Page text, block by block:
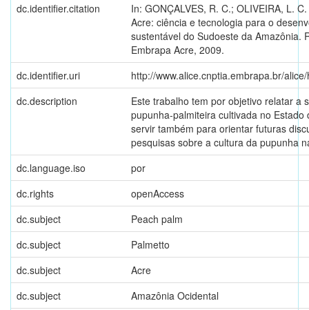
dc.identifier.citation
In: GONÇALVES, R. C.; OLIVEIRA, L.
Acre: ciência e tecnologia para o
sustentável do Sudoeste da Amazônia.
Embrapa Acre, 2009.
dc.identifier.uri
http://www.alice.cnptia.embrapa.br/
dc.description
Este trabalho tem por objetivo relatar a
pupunha-palmiteira cultivada no Estado
servir também para orientar futuras
pesquisas sobre a cultura da pupunha
dc.language.iso
por
dc.rights
openAccess
dc.subject
Peach palm
dc.subject
Palmetto
dc.subject
Acre
dc.subject
Amazônia Ocidental